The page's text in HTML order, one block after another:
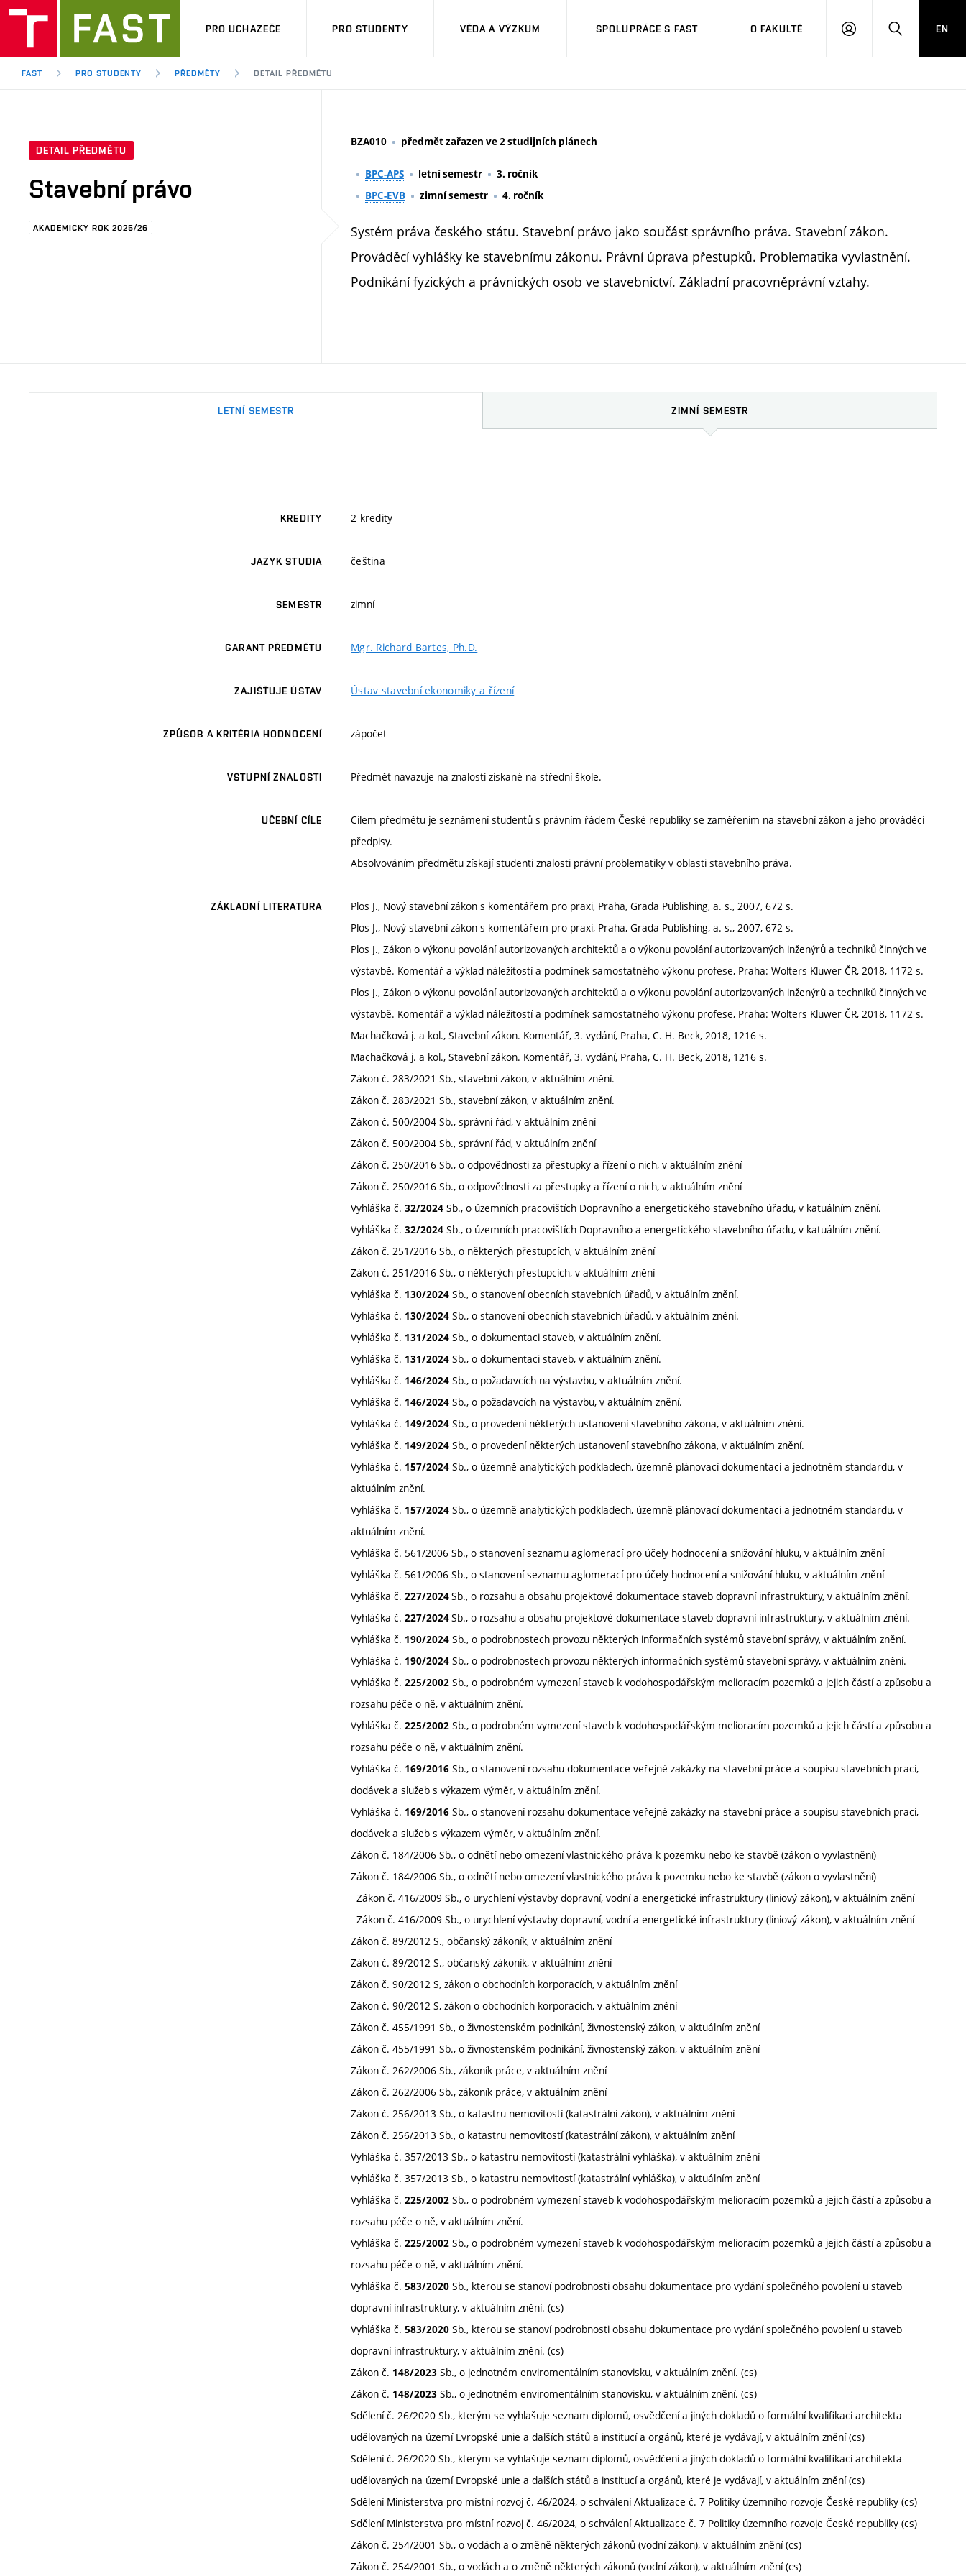
PRO UCHAZEČE PRO STUDENTY VĚDA A VÝZKUM SPOLUPRÁCE S FAST O FAKULTĚ
PŘIHLÁSITHLEDAT
EN
FAST PRO STUDENTY PŘEDMĚTY DETAIL PŘEDMĚTU
DETAIL PŘEDMĚTU
Stavební právo
AKADEMICKÝ ROK 2025/26
BZA010 předmět zařazen ve 2 studijních plánech
BPC-APS letní semestr
3. ročník
BPC-EVB
zimní semestr 4. ročník
Systém práva českého státu. Stavební právo jako součást správního práva. Stavební zákon.
Prováděcí vyhlášky ke stavebnímu zákonu. Právní úprava přestupků. Problematika vyvlastnění.
Podnikání fyzických a právnických osob ve stavebnictví. Základní pracovněprávní vztahy.
LETNÍ SEMESTR ZIMNÍ SEMESTR
KREDITY 2 kredity
JAZYK STUDIA čeština
SEMESTR zimní
GARANT PŘEDMĚTU Mgr. Richard Bartes, Ph.D.
ZAJIŠŤUJE ÚSTAV Ústav stavební ekonomiky a řízení
ZPŮSOB A KRITÉRIA HODNOCENÍ zápočet
VSTUPNÍ ZNALOSTI Předmět navazuje na znalosti získané na střední škole.
UČEBNÍ CÍLE
Cílem předmětu je seznámení studentů s právním řádem České republiky se zaměřením na stavební zákon a jeho prováděcí
předpisy.
Absolvováním předmětu získají studenti znalosti právní problematiky v oblasti stavebního práva.
ZÁKLADNÍ LITERATURA
Plos J., Nový stavební zákon s komentářem pro praxi, Praha, Grada Publishing, a. s., 2007, 672 s.
Plos J., Nový stavební zákon s komentářem pro praxi, Praha, Grada Publishing, a. s., 2007, 672 s.
Plos J., Zákon o výkonu povolání autorizovaných architektů a o výkonu povolání autorizovaných inženýrů a techniků činných ve
výstavbě. Komentář a výklad náležitostí a podmínek samostatného výkonu profese, Praha: Wolters Kluwer ČR, 2018, 1172 s.
Plos J., Zákon o výkonu povolání autorizovaných architektů a o výkonu povolání autorizovaných inženýrů a techniků činných ve
výstavbě. Komentář a výklad náležitostí a podmínek samostatného výkonu profese, Praha: Wolters Kluwer ČR, 2018, 1172 s.
Machačková j. a kol., Stavební zákon. Komentář, 3. vydání, Praha, C. H. Beck, 2018, 1216 s.
Machačková j. a kol., Stavební zákon. Komentář, 3. vydání, Praha, C. H. Beck, 2018, 1216 s.
Zákon č. 283/2021 Sb., stavební zákon, v aktuálním znění.
Zákon č. 283/2021 Sb., stavební zákon, v aktuálním znění.
Zákon č. 500/2004 Sb., správní řád, v aktuálním znění
Zákon č. 500/2004 Sb., správní řád, v aktuálním znění
Zákon č. 250/2016 Sb., o odpovědnosti za přestupky a řízení o nich, v aktuálním znění
Zákon č. 250/2016 Sb., o odpovědnosti za přestupky a řízení o nich, v aktuálním znění
Vyhláška č. 32/2024 Sb., o územních pracovištích Dopravního a energetického stavebního úřadu, v katuálním znění.
Vyhláška č. 32/2024 Sb., o územních pracovištích Dopravního a energetického stavebního úřadu, v katuálním znění.
Zákon č. 251/2016 Sb., o některých přestupcích, v aktuálním znění
Zákon č. 251/2016 Sb., o některých přestupcích, v aktuálním znění
Vyhláška č. 130/2024 Sb., o stanovení obecních stavebních úřadů, v aktuálním znění.
Vyhláška č. 130/2024 Sb., o stanovení obecních stavebních úřadů, v aktuálním znění.
Vyhláška č. 131/2024 Sb., o dokumentaci staveb, v aktuálním znění.
Vyhláška č. 131/2024 Sb., o dokumentaci staveb, v aktuálním znění.
Vyhláška č. 146/2024 Sb., o požadavcích na výstavbu, v aktuálním znění.
Vyhláška č. 146/2024 Sb., o požadavcích na výstavbu, v aktuálním znění.
Vyhláška č. 149/2024 Sb., o provedení některých ustanovení stavebního zákona, v aktuálním znění.
Vyhláška č. 149/2024 Sb., o provedení některých ustanovení stavebního zákona, v aktuálním znění.
Vyhláška č. 157/2024 Sb., o územně analytických podkladech, územně plánovací dokumentaci a jednotném standardu, v
aktuálním znění.
Vyhláška č. 157/2024 Sb., o územně analytických podkladech, územně plánovací dokumentaci a jednotném standardu, v
aktuálním znění.
Vyhláška č. 561/2006 Sb., o stanovení seznamu aglomerací pro účely hodnocení a snižování hluku, v aktuálním znění
Vyhláška č. 561/2006 Sb., o stanovení seznamu aglomerací pro účely hodnocení a snižování hluku, v aktuálním znění
Vyhláška č. 227/2024Sb., o rozsahu a obsahu projektové dokumentace staveb dopravní infrastruktury, v aktuálním znění.
Vyhláška č. 227/2024Sb., o rozsahu a obsahu projektové dokumentace staveb dopravní infrastruktury, v aktuálním znění.
Vyhláška č. 190/2024 Sb., o podrobnostech provozu některých informačních systémů stavební správy, v aktuálním znění.
Vyhláška č. 190/2024 Sb., o podrobnostech provozu některých informačních systémů stavební správy, v aktuálním znění.
Vyhláška č. 225/2002 Sb., o podrobném vymezení staveb k vodohospodářským melioracím pozemků a jejich částí a způsobu a
rozsahu péče o ně, v aktuálním znění.
Vyhláška č. 225/2002 Sb., o podrobném vymezení staveb k vodohospodářským melioracím pozemků a jejich částí a způsobu a
rozsahu péče o ně, v aktuálním znění.
Vyhláška č. 169/2016 Sb., o stanovení rozsahu dokumentace veřejné zakázky na stavební práce a soupisu stavebních prací,
dodávek a služeb s výkazem výměr, v aktuálním znění.
Vyhláška č. 169/2016 Sb., o stanovení rozsahu dokumentace veřejné zakázky na stavební práce a soupisu stavebních prací,
dodávek a služeb s výkazem výměr, v aktuálním znění.
Zákon č. 184/2006 Sb., o odnětí nebo omezení vlastnického práva k pozemku nebo ke stavbě (zákon o vyvlastnění)
Zákon č. 184/2006 Sb., o odnětí nebo omezení vlastnického práva k pozemku nebo ke stavbě (zákon o vyvlastnění)
Zákon č. 416/2009 Sb., o urychlení výstavby dopravní, vodní a energetické infrastruktury (liniový zákon), v aktuálním znění
Zákon č. 416/2009 Sb., o urychlení výstavby dopravní, vodní a energetické infrastruktury (liniový zákon), v aktuálním znění
Zákon č. 89/2012 S., občanský zákoník, v aktuálním znění
Zákon č. 89/2012 S., občanský zákoník, v aktuálním znění
Zákon č. 90/2012 S, zákon o obchodních korporacích, v aktuálním znění
Zákon č. 90/2012 S, zákon o obchodních korporacích, v aktuálním znění
Zákon č. 455/1991 Sb., o živnostenském podnikání, živnostenský zákon, v aktuálním znění
Zákon č. 455/1991 Sb., o živnostenském podnikání, živnostenský zákon, v aktuálním znění
Zákon č. 262/2006 Sb., zákoník práce, v aktuálním znění
Zákon č. 262/2006 Sb., zákoník práce, v aktuálním znění
Zákon č. 256/2013 Sb., o katastru nemovitostí (katastrální zákon), v aktuálním znění
Zákon č. 256/2013 Sb., o katastru nemovitostí (katastrální zákon), v aktuálním znění
Vyhláška č. 357/2013 Sb., o katastru nemovitostí (katastrální vyhláška), v aktuálním znění
Vyhláška č. 357/2013 Sb., o katastru nemovitostí (katastrální vyhláška), v aktuálním znění
Vyhláška č. 225/2002 Sb., o podrobném vymezení staveb k vodohospodářským melioracím pozemků a jejich částí a způsobu a
rozsahu péče o ně, v aktuálním znění.
Vyhláška č. 225/2002 Sb., o podrobném vymezení staveb k vodohospodářským melioracím pozemků a jejich částí a způsobu a
rozsahu péče o ně, v aktuálním znění.
Vyhláška č. 583/2020 Sb., kterou se stanoví podrobnosti obsahu dokumentace pro vydání společného povolení u staveb
dopravní infrastruktury, v aktuálním znění. (cs)
Vyhláška č. 583/2020 Sb., kterou se stanoví podrobnosti obsahu dokumentace pro vydání společného povolení u staveb
dopravní infrastruktury, v aktuálním znění. (cs)
Zákon č. 148/2023 Sb., o jednotném enviromentálním stanovisku, v aktuálním znění. (cs)
Zákon č. 148/2023 Sb., o jednotném enviromentálním stanovisku, v aktuálním znění. (cs)
Sdělení č. 26/2020 Sb., kterým se vyhlašuje seznam diplomů, osvědčení a jiných dokladů o formální kvalifikaci architekta
udělovaných na území Evropské unie a dalších států a institucí a orgánů, které je vydávají, v aktuálním znění (cs)
Sdělení č. 26/2020 Sb., kterým se vyhlašuje seznam diplomů, osvědčení a jiných dokladů o formální kvalifikaci architekta
udělovaných na území Evropské unie a dalších států a institucí a orgánů, které je vydávají, v aktuálním znění (cs)
Sdělení Ministerstva pro místní rozvoj č. 46/2024, o schválení Aktualizace č. 7 Politiky územního rozvoje České republiky (cs)
Sdělení Ministerstva pro místní rozvoj č. 46/2024, o schválení Aktualizace č. 7 Politiky územního rozvoje České republiky (cs)
Zákon č. 254/2001 Sb., o vodách a o změně některých zákonů (vodní zákon), v aktuálním znění (cs)
Zákon č. 254/2001 Sb., o vodách a o změně některých zákonů (vodní zákon), v aktuálním znění (cs)